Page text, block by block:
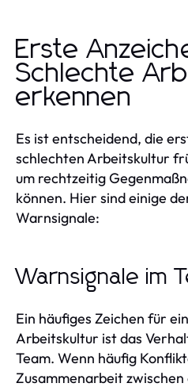
Erste
Schlechte
erkennen
Es ist entscheidend, die
schlechten Arbeitskultur
um rechtzeitig
können. Hier sind einige
Warnsignale:
Warnsignale im
Ein häufiges Zeichen für
Arbeitskultur ist das
Team. Wenn häufig
Zusammenarbeit